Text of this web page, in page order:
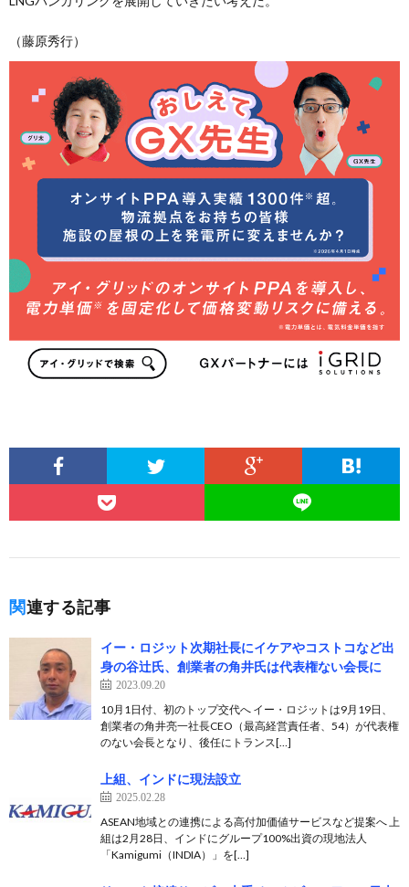
（藤原秀行）
関連する記事
イー・ロジット次期社長にイケアやコストコなど出
身の谷辻氏、創業者の角井氏は代表権ない会長に
2023.09.20
10月1日付、初のトップ交代へ イー・ロジットは9月19日、
創業者の角井亮一社長CEO（最高経営責任者、54）が代表権
のない会長となり、後任にトランス[…]
上組、インドに現法設立
2025.02.28
ASEAN地域との連携による高付加価値サービスなど提案へ 上
組は2月28日、インドにグループ100%出資の現地法人
「Kamigumi（INDIA）」を[…]